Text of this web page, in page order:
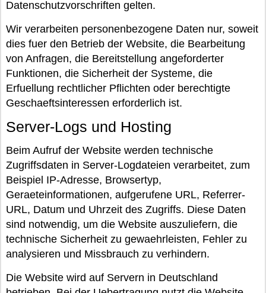
Datenschutzvorschriften gelten.
Wir verarbeiten personenbezogene Daten nur, soweit
dies fuer den Betrieb der Website, die Bearbeitung
von Anfragen, die Bereitstellung angeforderter
Funktionen, die Sicherheit der Systeme, die
Erfuellung rechtlicher Pflichten oder berechtigte
Geschaeftsinteressen erforderlich ist.
Server-Logs und Hosting
Beim Aufruf der Website werden technische
Zugriffsdaten in Server-Logdateien verarbeitet, zum
Beispiel IP-Adresse, Browsertyp,
Geraeteinformationen, aufgerufene URL, Referrer-
URL, Datum und Uhrzeit des Zugriffs. Diese Daten
sind notwendig, um die Website auszuliefern, die
technische Sicherheit zu gewaehrleisten, Fehler zu
analysieren und Missbrauch zu verhindern.
Die Website wird auf Servern in Deutschland